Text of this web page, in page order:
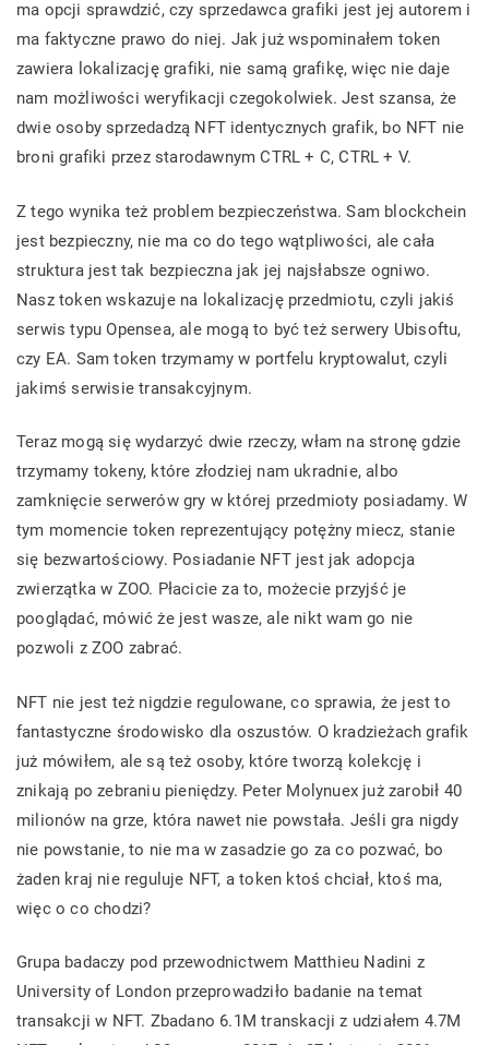
ma opcji sprawdzić, czy sprzedawca grafiki jest jej autorem i
ma faktyczne prawo do niej. Jak już wspominałem token
zawiera lokalizację grafiki, nie samą grafikę, więc nie daje
nam możliwości weryfikacji czegokolwiek. Jest szansa, że
dwie osoby sprzedadzą NFT identycznych grafik, bo NFT nie
broni grafiki przez starodawnym CTRL + C, CTRL + V.
Z tego wynika też problem bezpieczeństwa. Sam blockchein
jest bezpieczny, nie ma co do tego wątpliwości, ale cała
struktura jest tak bezpieczna jak jej najsłabsze ogniwo.
Nasz token wskazuje na lokalizację przedmiotu, czyli jakiś
serwis typu Opensea, ale mogą to być też serwery Ubisoftu,
czy EA. Sam token trzymamy w portfelu kryptowalut, czyli
jakimś serwisie transakcyjnym.
Teraz mogą się wydarzyć dwie rzeczy, włam na stronę gdzie
trzymamy tokeny, które złodziej nam ukradnie, albo
zamknięcie serwerów gry w której przedmioty posiadamy. W
tym momencie token reprezentujący potężny miecz, stanie
się bezwartościowy. Posiadanie NFT jest jak adopcja
zwierzątka w ZOO. Płacicie za to, możecie przyjść je
pooglądać, mówić że jest wasze, ale nikt wam go nie
pozwoli z ZOO zabrać.
NFT nie jest też nigdzie regulowane, co sprawia, że jest to
fantastyczne środowisko dla oszustów. O kradzieżach grafik
już mówiłem, ale są też osoby, które tworzą kolekcję i
znikają po zebraniu pieniędzy. Peter Molynuex już zarobił 40
milionów na grze, która nawet nie powstała. Jeśli gra nigdy
nie powstanie, to nie ma w zasadzie go za co pozwać, bo
żaden kraj nie reguluje NFT, a token ktoś chciał, ktoś ma,
więc o co chodzi?
Grupa badaczy pod przewodnictwem Matthieu Nadini z
University of London przeprowadziło badanie na temat
transakcji w NFT. Zbadano 6.1M transkacji z udziałem 4.7M